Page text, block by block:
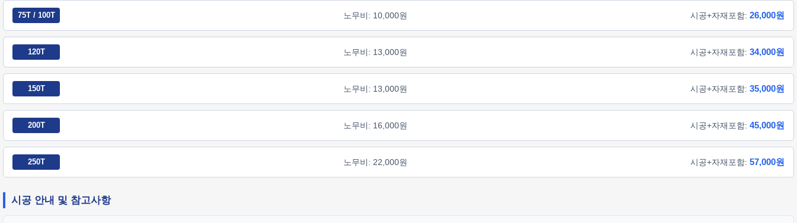
75T / 100T 노무비: 10,000원 시공+자재포함: 26,000원
120T 노무비: 13,000원 시공+자재포함: 34,000원
150T 노무비: 13,000원 시공+자재포함: 35,000원
200T 노무비: 16,000원 시공+자재포함: 45,000원
250T 노무비: 22,000원 시공+자재포함: 57,000원
시공 안내 및 참고사항